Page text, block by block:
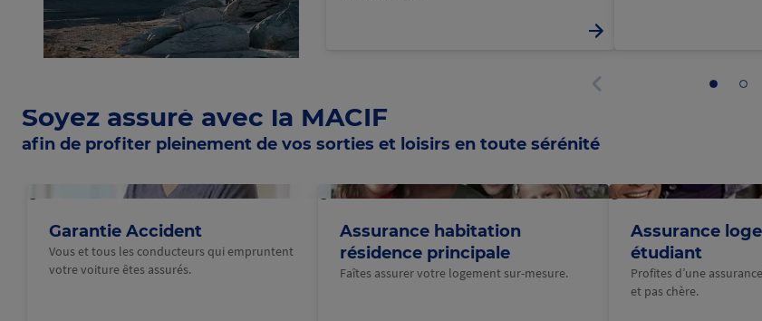
Aller Aller
Soyez assuré avec la MACIF
afin de profiter pleinement de vos sorties et loisirs en toute sérénité
Garantie Accident
Vous et tous les conducteurs qui empruntent
votre voiture êtes assurés.
Assurance habitation
résidence principale
Faîtes assurer votre logement sur-mesure.
@Macif
Assurance
étudiant
Profites d’une
et pas chère.
@Macif